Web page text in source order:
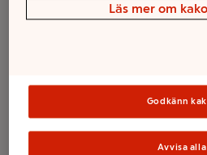
Korv
Original
Läs mer om
Godkänn
Avvisa alla